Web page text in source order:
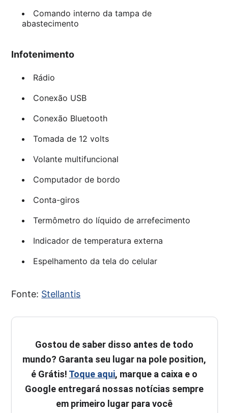
Comando interno da tampa de
abastecimento
Infotenimento
Rádio
Conexão USB
Conexão Bluetooth
Tomada de 12 volts
Volante multifuncional
Computador de bordo
Conta-giros
Termômetro do líquido de arrefecimento
Indicador de temperatura externa
Espelhamento da tela do celular
Fonte: Stellantis
Gostou de saber disso antes de todo
mundo? Garanta seu lugar na pole position,
é Grátis! Toque aqui, marque a caixa e o
Google entregará nossas notícias sempre
em primeiro lugar para você